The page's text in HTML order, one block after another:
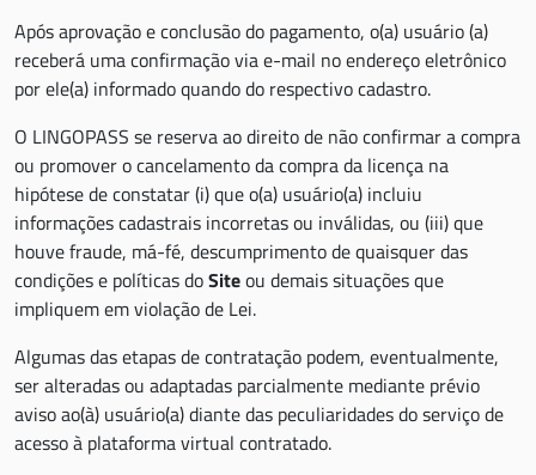
Após aprovação e conclusão do pagamento, o(a) usuário (a)
receberá uma confirmação via e-mail no endereço eletrônico
por ele(a) informado quando do respectivo cadastro.
O LINGOPASS se reserva ao direito de não confirmar a compra
ou promover o cancelamento da compra da licença na
hipótese de constatar (i) que o(a) usuário(a) incluiu
informações cadastrais incorretas ou inválidas, ou (iii) que
houve fraude, má-fé, descumprimento de quaisquer das
condições e políticas doSiteou demais situações que
impliquem em violação de Lei.
Algumas das etapas de contratação podem, eventualmente,
ser alteradas ou adaptadas parcialmente mediante prévio
aviso ao(à) usuário(a) diante das peculiaridades do serviço de
acesso à plataforma virtual contratado.